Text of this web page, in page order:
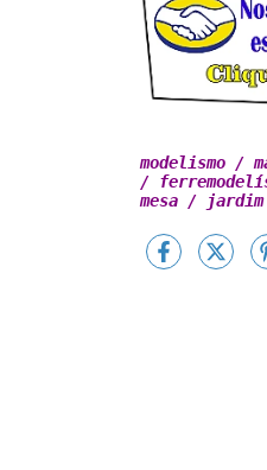
modelismo /
/
mesa / jardim